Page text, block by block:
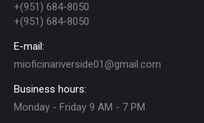
+(951) 684-8050
+(951) 684-8050
E-mail:
mioficinariverside01@gmail.com
Business hours:
Monday - Friday 9 AM - 7 PM